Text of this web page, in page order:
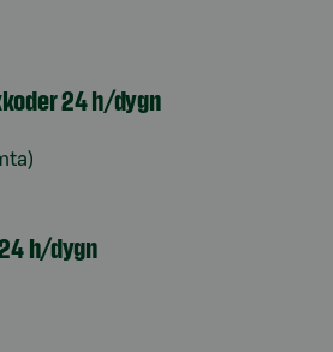
24 h/dygn
h/dygn